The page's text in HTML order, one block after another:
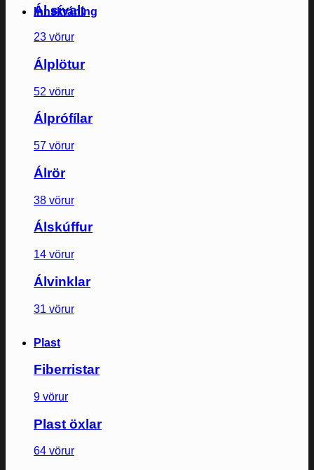
Innskráning
Ál sívalt
23 vörur
Álplötur
52 vörur
Álprófílar
57 vörur
Álrör
38 vörur
Álskúffur
14 vörur
Álvinklar
31 vörur
Plast
Fiberristar
9 vörur
Plast öxlar
64 vörur